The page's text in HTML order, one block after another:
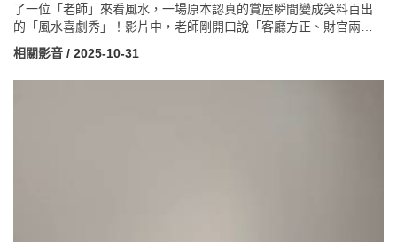
了一位「老師」來看風水，一場原本認真的賞屋瞬間變成笑料百出
的「風水喜劇秀」！影片中，老師剛開口說「客廳方正、財官兩
正」，戴小姐立刻搶話：「對啊～帶來男主人工作好運對吧哈哈哈
哈哈！」讓老師哭笑不得，連業務都忍不住笑出聲。從前陽台的田
園風光、到廚房的氣場設計、再到通風浴室與方正主臥，整場帶看
相關影音 / 2025-10-31